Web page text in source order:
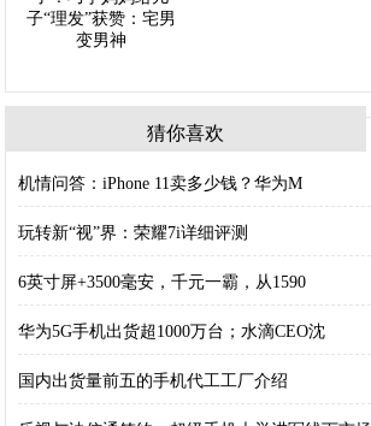
猜你喜欢
机情问答：iPhone 11卖多少钱？华为M
玩转新“视”界：荣耀7i详细评测
6英寸屏+3500毫安，千元一霸，从1590
华为5G手机出货超1000万台；水滴CEO沈
国内出货量前五的手机代工工厂介绍